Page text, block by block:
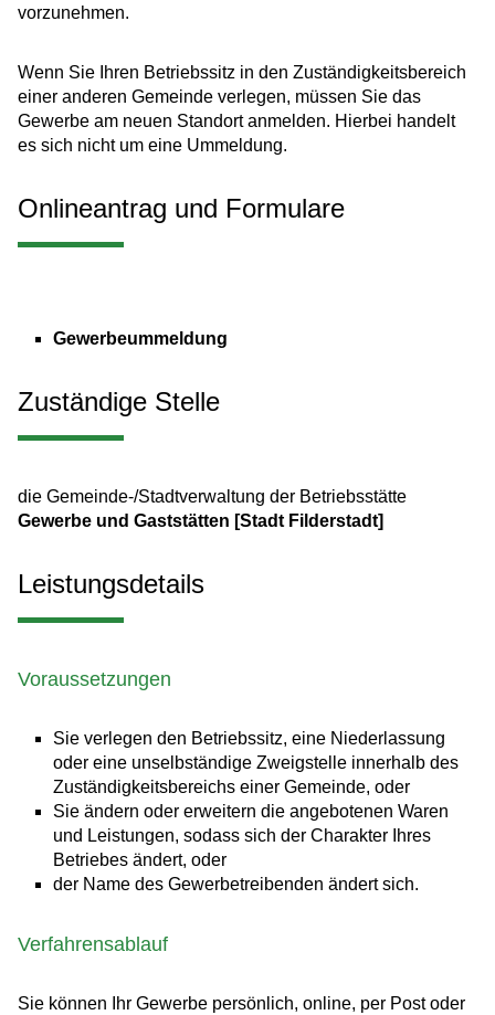
vorzunehmen.
Wenn Sie Ihren Betriebssitz in den Zuständigkeitsbereich
einer anderen Gemeinde verlegen, müssen Sie das
Gewerbe am neuen Standort anmelden. Hierbei handelt
es sich nicht um eine Ummeldung.
Onlineantrag und Formulare
Gewerbeummeldung
Zuständige Stelle
die Gemeinde-/Stadtverwaltung der Betriebsstätte
Gewerbe und Gaststätten [Stadt Filderstadt]
Leistungsdetails
Voraussetzungen
Sie verlegen den Betriebssitz, eine Niederlassung
oder eine unselbständige Zweigstelle innerhalb des
Zuständigkeitsbereichs einer Gemeinde, oder
Sie ändern oder erweitern die angebotenen Waren
und Leistungen, sodass sich der Charakter Ihres
Betriebes ändert, oder
der Name des Gewerbetreibenden ändert sich.
Verfahrensablauf
Sie können Ihr Gewerbe persönlich, online, per Post oder